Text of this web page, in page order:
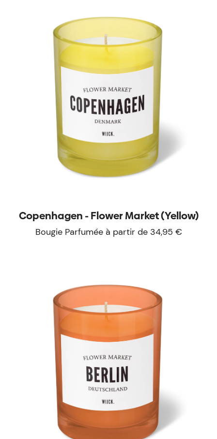
Copenhagen - Flower Market (Yellow)
Bougie Parfumée à partir de 34,95 €